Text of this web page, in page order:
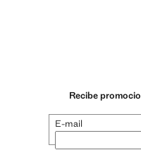
Recibe
E-mail